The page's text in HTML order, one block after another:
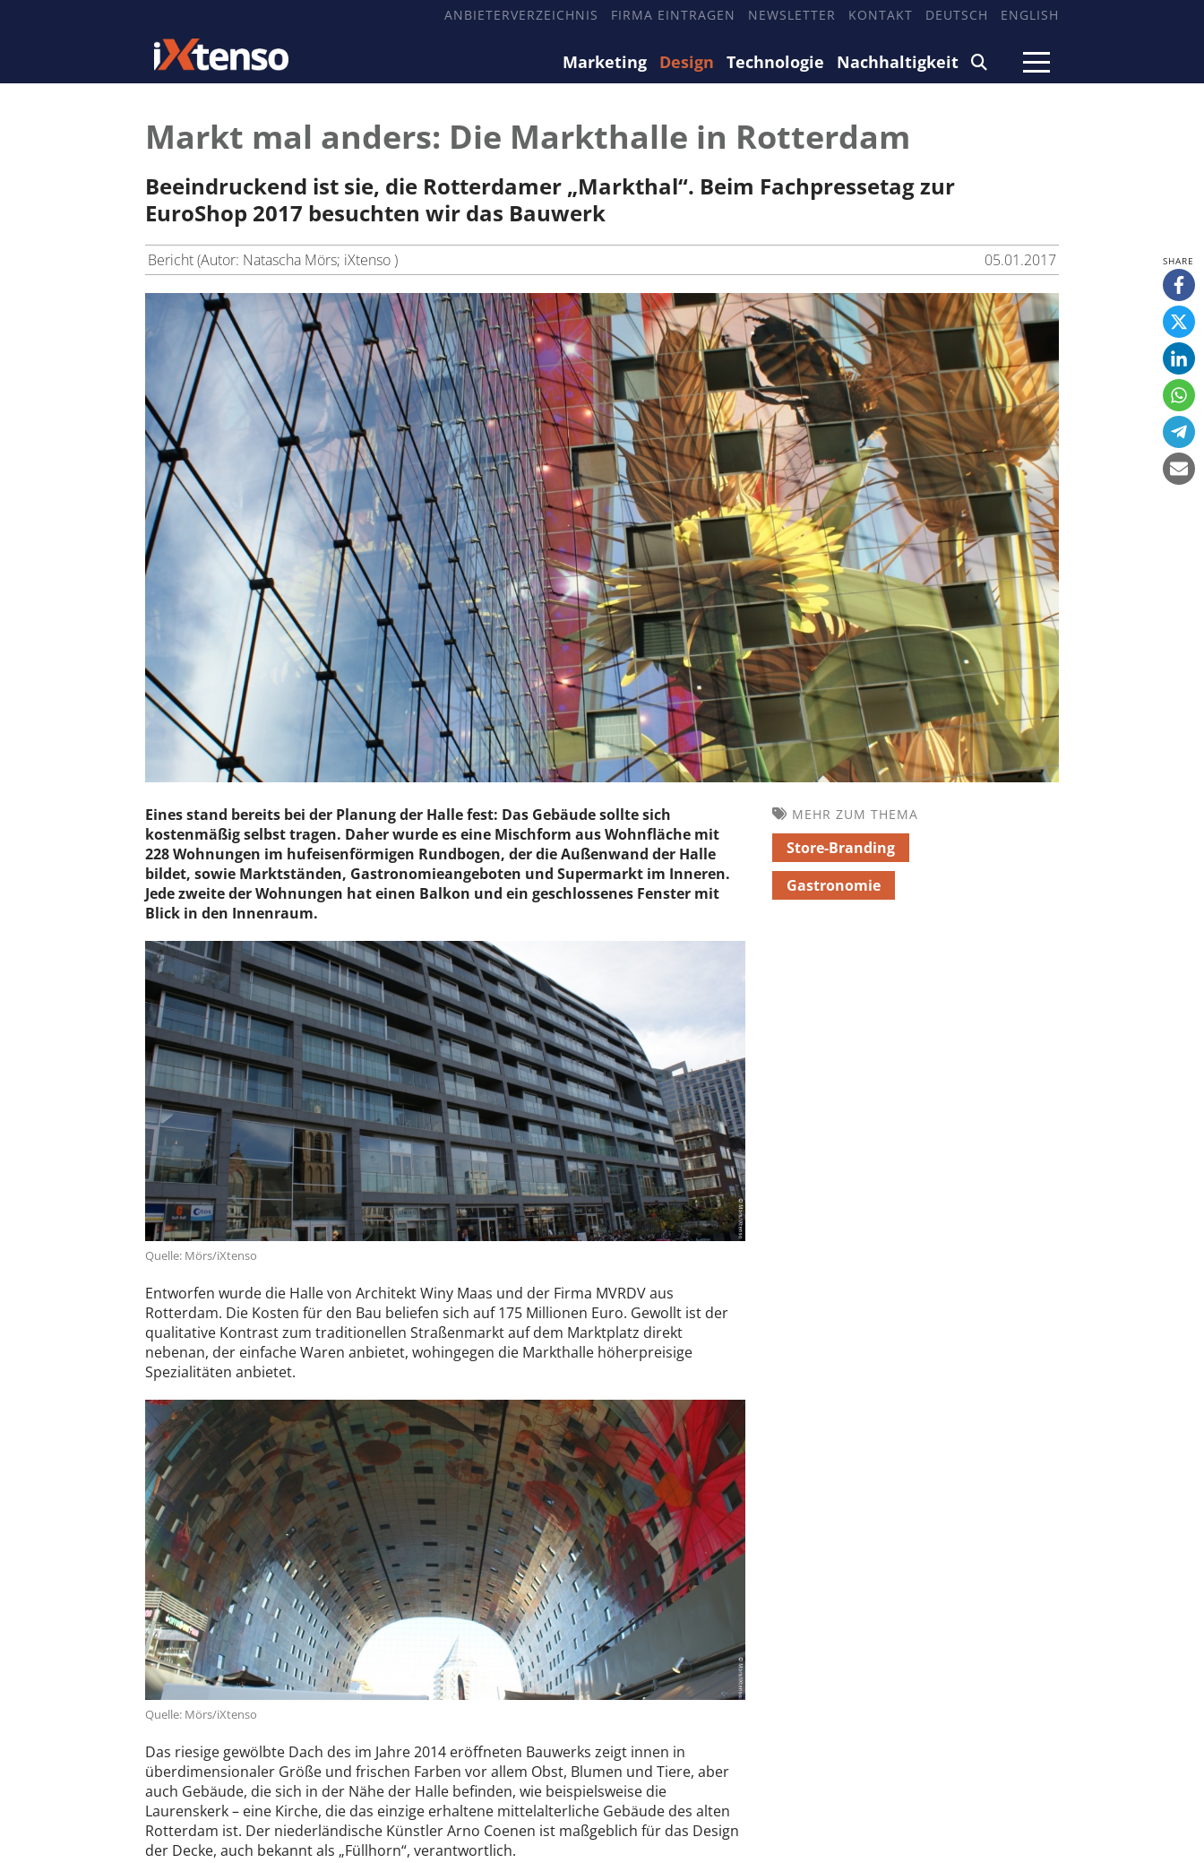
ANBIETERVERZEICHNIS FIRMA EINTRAGEN NEWSLETTER KONTAKT DEUTSCH ENGLISH
Marketing Design Technologie Nachhaltigkeit
Markt mal anders: Die Markthalle in Rotterdam
Beeindruckend ist sie, die Rotterdamer „Markthal“. Beim Fachpressetag zur
EuroShop 2017 besuchten wir das Bauwerk
Bericht (Autor: Natascha Mörs; iXtenso ) 05.01.2017
Eines stand bereits bei der Planung der Halle fest: Das Gebäude sollte sich
kostenmäßig selbst tragen. Daher wurde es eine Mischform aus Wohnfläche mit
228 Wohnungen im hufeisenförmigen Rundbogen, der die Außenwand der Halle
bildet, sowie Marktständen, Gastronomieangeboten und Supermarkt im Inneren.
Jede zweite der Wohnungen hat einen Balkon und ein geschlossenes Fenster mit
Blick in den Innenraum.
Quelle: Mörs/iXtenso
Entworfen wurde die Halle von Architekt Winy Maas und der Firma MVRDV aus
Rotterdam. Die Kosten für den Bau beliefen sich auf 175 Millionen Euro. Gewollt ist der
qualitative Kontrast zum traditionellen Straßenmarkt auf dem Marktplatz direkt
nebenan, der einfache Waren anbietet, wohingegen die Markthalle höherpreisige
Spezialitäten anbietet.
Quelle: Mörs/iXtenso
Das riesige gewölbte Dach des im Jahre 2014 eröffneten Bauwerks zeigt innen in
überdimensionaler Größe und frischen Farben vor allem Obst, Blumen und Tiere, aber
auch Gebäude, die sich in der Nähe der Halle befinden, wie beispielsweise die
Laurenskerk – eine Kirche, die das einzige erhaltene mittelalterliche Gebäude des alten
Rotterdam ist. Der niederländische Künstler Arno Coenen ist maßgeblich für das Design
der Decke, auch bekannt als „Füllhorn“, verantwortlich.
MEHR ZUM THEMA
Store-Branding
Gastronomie